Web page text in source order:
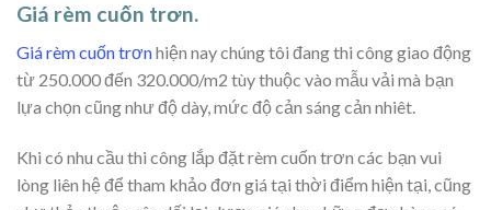
Giá rèm cuốn trơn.
Giá rèm cuốn trơnhiện nay chúng tôi đang thi công giao động
từ 250.000 đến 320.000/m2 tùy thuộc vào mẫu vải mà bạn
lựa chọn cũng như độ dày, mức độ cản sáng cản nhiêt.
Khi có nhu cầu thi công lắp đặt rèm cuốn trơn các bạn vui
lòng liên hệ để tham khảo đơn giá tại thời điểm hiện tại, cũng